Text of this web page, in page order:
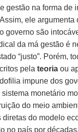
gestão na forma de
ele argumenta
governo são
da má gestão é
“justo”. Porém,
pelateoria ou
impune dos
monetário
do meio
diretas do modelo
no país por décadas.